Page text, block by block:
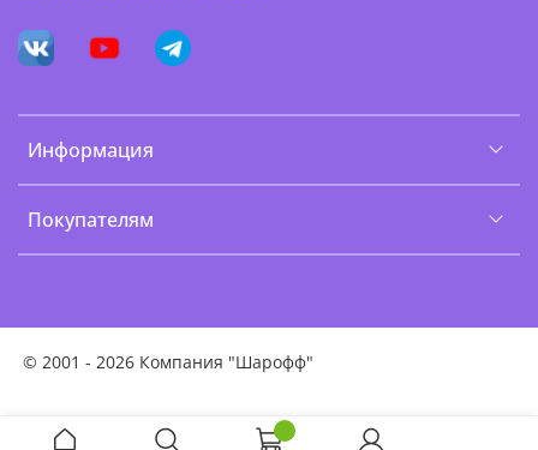
Информация
Покупателям
© 2001 - 2026 Компания "Шарофф"